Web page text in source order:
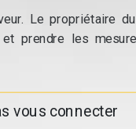
Le propriétaire
prendre les
vous connecter